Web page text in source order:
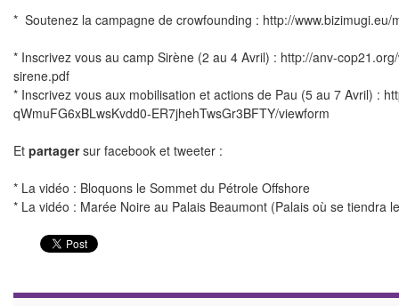
* Soutenez la campagne de crowfounding : http://www.bizimugi.eu/
* Inscrivez vous au camp Sirène (2 au 4 Avril) : http://anv-
sirene.pdf
* Inscrivez vous aux mobilisation et actions de Pau (5 au 7 Avril) :
qWmuFG6xBLwsKvdd0-ER7jhehTwsGr3BFTY/viewform
Et partagersur facebook et tweeter :
* La vidéo : Bloquons le Sommet du Pétrole Offshore
* La vidéo : Marée Noire au Palais Beaumont (Palais où se tiendra